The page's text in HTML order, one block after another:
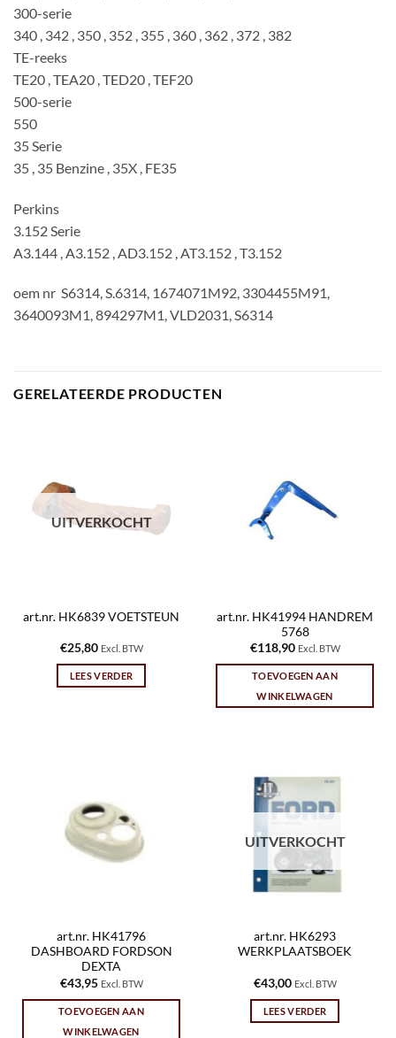
300-serie
340 , 342 , 350 , 352 , 355 , 360 , 362 , 372 , 382
TE-reeks
TE20 , TEA20 , TED20 , TEF20
500-serie
550
35 Serie
35 , 35 Benzine , 35X , FE35
Perkins
3.152 Serie
A3.144 , A3.152 , AD3.152 , AT3.152 , T3.152
oem nr S6314, S.6314, 1674071M92, 3304455M91,
3640093M1, 894297M1, VLD2031, S6314
GERELATEERDE PRODUCTEN
UITVERKOCHT
art.nr. HK6839 VOETSTEUN
€25,80 Excl. BTW
LEES VERDER
art.nr. HK41994 HANDREM
5768
€118,90 Excl. BTW
TOEVOEGEN AAN
WINKELWAGEN
art.nr. HK41796
DASHBOARD FORDSON
DEXTA
€43,95 Excl. BTW
TOEVOEGEN AAN
WINKELWAGEN
UITVERKOCHT
art.nr. HK6293
WERKPLAATSBOEK
€43,00 Excl. BTW
LEES VERDER